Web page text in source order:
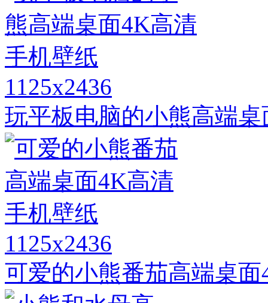
1125x2436
玩平板电脑的小熊高端
1125x2436
可爱的小熊番茄高端桌